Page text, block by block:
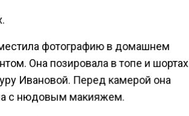
фотографию в домашнем
Она позировала в топе и шортах.
Ивановой. Перед камерой она
с нюдовым макияжем.